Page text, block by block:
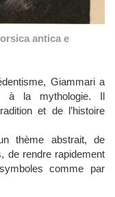
antica e
Giammari a
à la mythologie. Il
et de l’histoire
thème abstrait, de
de rendre rapidement
comme par